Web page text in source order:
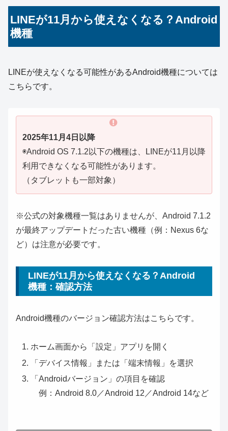
LINEが11月から使えなくなる？Android
機種
LINEが使えなくなる可能性があるAndroid機種については
こちらです。
2025年11月4日以降
◉Android OS 7.1.2以下の機種は、LINEが11月以降
利用できなくなる可能性があります。
（タブレットも一部対象）
※公式の対象機種一覧はありませんが、Android 7.1.2
が最終アップデートだった古い機種（例：Nexus 6な
ど）は注意が必要です。
LINEが11月から使えなくなる？Android
機種：確認方法
Android機種のバージョン確認方法はこちらです。
ホーム画面から「設定」アプリを開く
「デバイス情報」または「端末情報」を選択
「Androidバージョン」の項目を確認
例：Android 8.0／Android 12／Android 14など